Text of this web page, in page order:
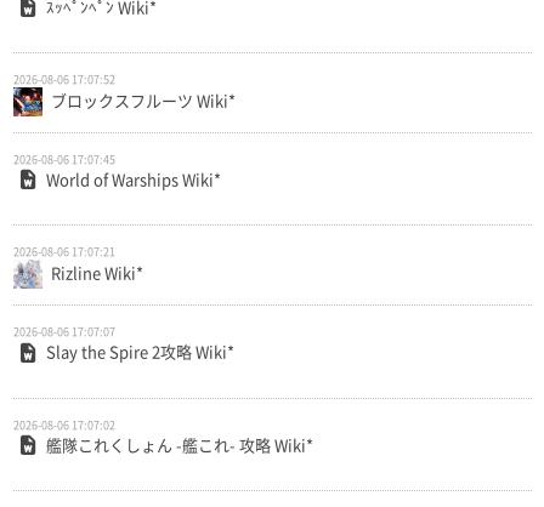
ｽｯﾍﾟﾝﾍﾟﾝ Wiki*
2026-08-06 17:07:52
ブロックスフルーツ Wiki*
2026-08-06 17:07:45
World of Warships Wiki*
2026-08-06 17:07:21
Rizline Wiki*
2026-08-06 17:07:07
Slay the Spire 2攻略 Wiki*
2026-08-06 17:07:02
艦隊これくしょん -艦これ- 攻略 Wiki*